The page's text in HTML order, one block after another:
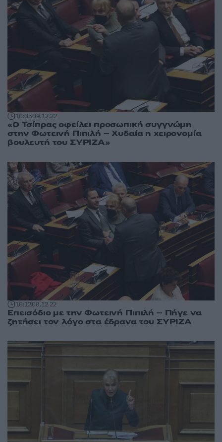
10:0509.12.22
«Ο Τσίπρας οφείλει προσωπική συγγνώμη
στην Φωτεινή Πιπιλή – Χυδαία η χειρονομία
βουλευτή του ΣΥΡΙΖΑ»
16:1208.12.22
Επεισόδιο με την Φωτεινή Πιπιλή – Πήγε να
ζητήσει τον λόγο στα έδρανα του ΣΥΡΙΖΑ